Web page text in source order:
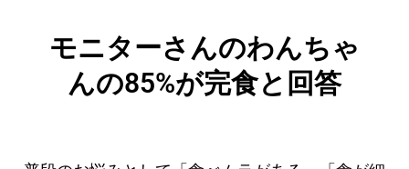
モニターさんのわんちゃ
んの85%が完食と回答